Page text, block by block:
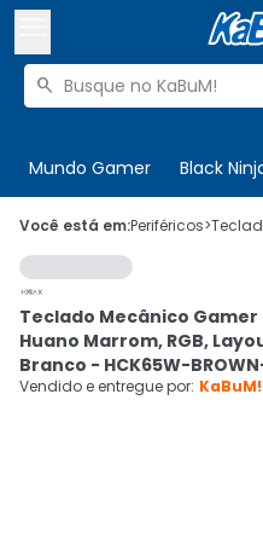
Buscar produtos

Mundo Gamer Black
 Olá. Acesse sua
 Departamentos
Cupons
Mais Vendidos
Você está em:Periféricos>
Teclado Mecânico
Huano Marrom, RGB,
Branco - HCK65W-
Vendido e entregue por: KaBuM!